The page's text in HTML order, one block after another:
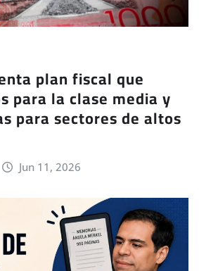
plan fiscal que
para la clase media y
para sectores de altos
Jun 11, 2026